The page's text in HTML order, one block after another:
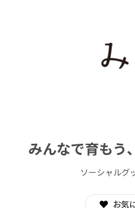
みんなで育もう
ソーシャルグ
お気